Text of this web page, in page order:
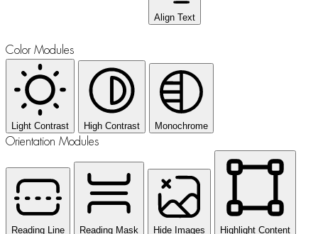
Align Text
Color Modules
Light Contrast High Contrast Monochrome
Orientation Modules
Reading Line Reading Mask Hide Images Highlight Content